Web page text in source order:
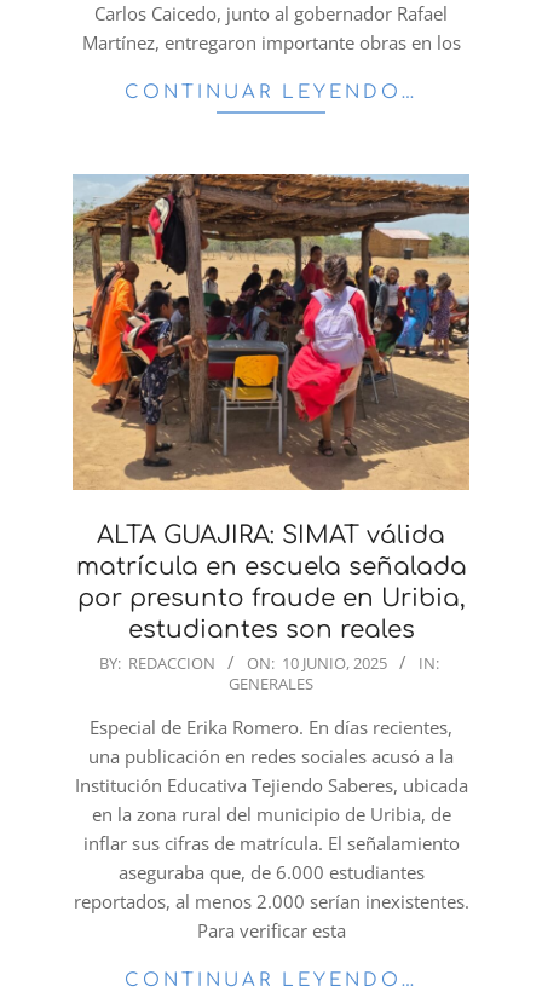
Carlos Caicedo, junto al gobernador Rafael
Martínez, entregaron importante obras en los
CONTINUAR LEYENDO…
ALTA GUAJIRA: SIMAT válida
matrícula en escuela señalada
por presunto fraude en Uribia,
estudiantes son reales
2025-
10
BY: REDACCION ON: 10 JUNIO, 2025
IN:
GENERALES
Especial de Erika Romero. En días recientes,
una publicación en redes sociales acusó a la
Institución Educativa Tejiendo Saberes, ubicada
en la zona rural del municipio de Uribia, de
inflar sus cifras de matrícula. El señalamiento
aseguraba que, de 6.000 estudiantes
reportados, al menos 2.000 serían inexistentes.
Para verificar esta
CONTINUAR LEYENDO…